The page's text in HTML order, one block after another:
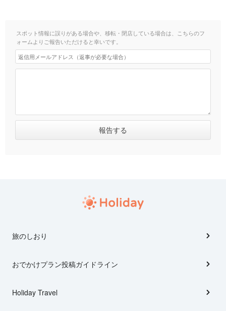
スポット情報に誤りがある場合や、移転・閉店している場合は、こちらのフ
ォームよりご報告いただけると幸いです。
旅のしおり
おでかけプラン投稿ガイドライン
Holiday Travel